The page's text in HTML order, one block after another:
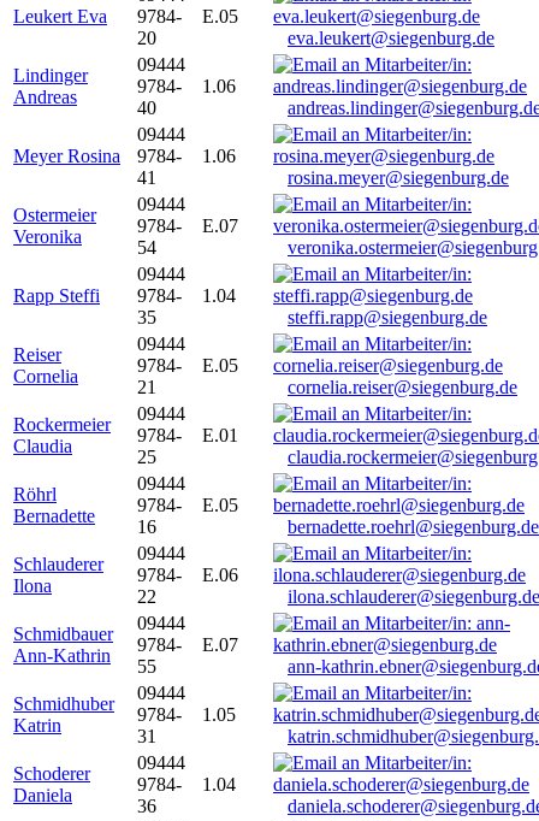
Leukert Eva
9784-
20
E.05
eva.leukert@siegenburg.de
Lindinger
Andreas
09444
9784-
40
1.06
Meyer Rosina
09444
9784-
41
1.06
rosina.meyer@siegenburg.de
Ostermeier
Veronika
09444
9784-
54
E.07
Rapp Steffi
09444
9784-
35
1.04
steffi.rapp@siegenburg.de
Reiser
Cornelia
09444
9784-
21
E.05
cornelia.reiser@siegenburg.de
Rockermeier
Claudia
09444
9784-
25
E.01
Röhrl
Bernadette
09444
9784-
16
E.05
bernadette.roehrl@siegenburg.de
Schlauderer
Ilona
09444
9784-
22
E.06
ilona.schlauderer@siegenburg.de
Schmidbauer
Ann-Kathrin
09444
9784-
55
E.07
ann-
Schmidhuber
Katrin
09444
9784-
31
1.05
Schoderer
Daniela
09444
9784-
36
1.04